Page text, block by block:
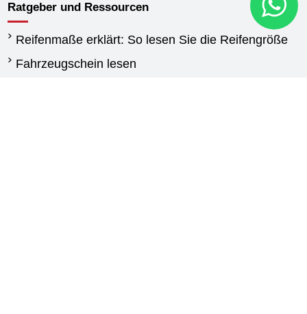
Ratgeber und Ressourcen
Reifenmaße erklärt: So lesen Sie die Reifengröße
Fahrzeugschein lesen